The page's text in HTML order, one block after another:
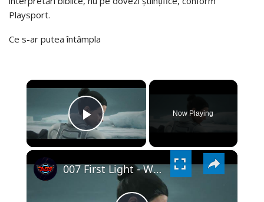
Playsport.
Ce s-ar putea întâmpla
×
PLAY
VIDEO
Now Playing
×
007 First Light - Wave of The Future: The Edge of The World: Arrival Cutscene Follow Isola Gameplay